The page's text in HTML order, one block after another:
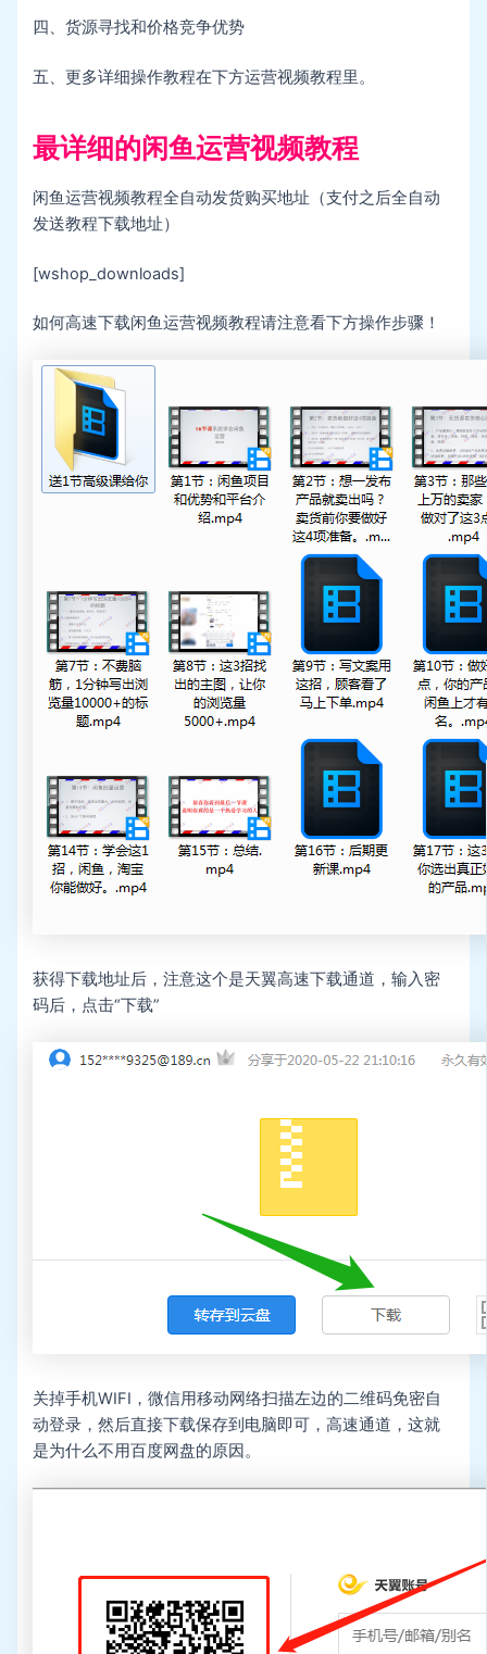
四、货源寻找和价格竞争优势
五、更多详细操作教程在下方运营视频教程里。
最详细的闲鱼运营视频教程
闲鱼运营视频教程全自动发货购买地址（支付之后全自动
发送教程下载地址）
[wshop_downloads]
如何高速下载闲鱼运营视频教程请注意看下方操作步骤！
获得下载地址后，注意这个是天翼高速下载通道，输入密
码后，点击“下载”
关掉手机WIFI，微信用移动网络扫描左边的二维码免密自
动登录，然后直接下载保存到电脑即可，高速通道，这就
是为什么不用百度网盘的原因。